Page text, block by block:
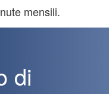
mensili.
di